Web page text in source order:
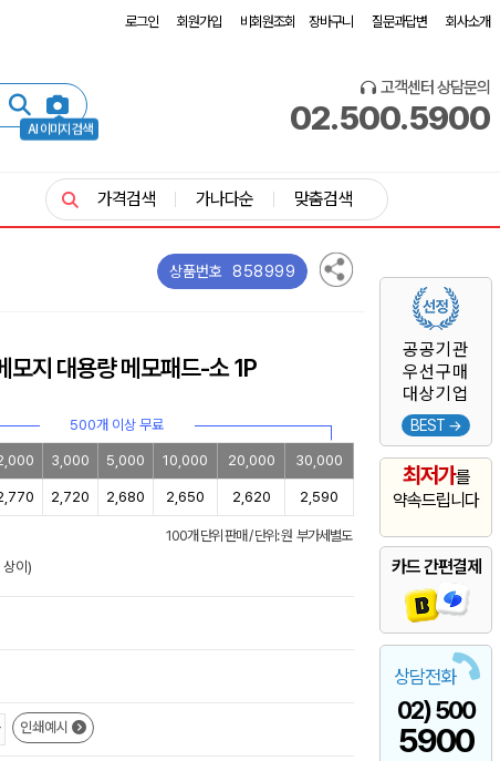
로그인 회원가입 비회원조회 장바구니 질문과답변 회사소개
AI 이미지 검색
고객센터 상담문의
02.500.5900
공공기관
우선구매
대상기업
BEST →
최저가를
약속드립니다
카드 간편결제
상담전화
02) 500
5900
가격검색 가나다순 맞춤검색
상품번호 858999
지 대용량 메모패드-소 1P
500개 이상 무료
3,000 5,000 10,000 20,000 30,000
2,720 2,680 2,650 2,620 2,590
100개 단위 판매 / 단위: 원 부가세별도
이)
인쇄예시